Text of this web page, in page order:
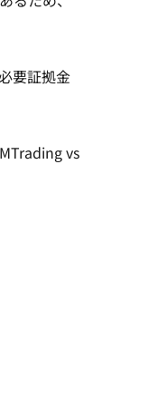
要証拠金
vs